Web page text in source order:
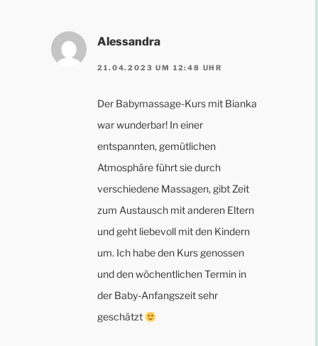
Alessandra
21.04.2023 UM 12:48 UHR
Der Babymassage-Kurs mit Bianka
war wunderbar! In einer
entspannten, gemütlichen
Atmosphäre führt sie durch
verschiedene Massagen, gibt Zeit
zum Austausch mit anderen Eltern
und geht liebevoll mit den Kindern
um. Ich habe den Kurs genossen
und den wöchentlichen Termin in
der Baby-Anfangszeit sehr
geschätzt